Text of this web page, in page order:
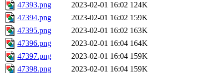
47393.png
2023-02-01 16:02 124K
47394.png
2023-02-01 16:02 159K
47395.png
2023-02-01 16:02 163K
47396.png
2023-02-01 16:04 164K
47397.png
2023-02-01 16:04 159K
47398.png
2023-02-01 16:04 159K